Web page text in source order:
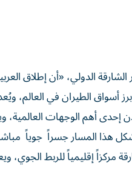
الدولي، «أن إطلاق
أسواق الطيران في العالم،
إحدى أهم الوجهات العالمية،
هذا المسار جسراً جوياً
مركزاً إقليمياً للربط